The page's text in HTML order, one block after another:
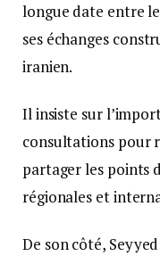
longue date entre
ses échanges
iranien.
Il insiste sur
consultations pour
partager les points
régionales et
De son côté,